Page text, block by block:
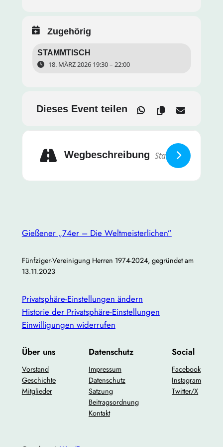
Zugehörig
STAMMTISCH
18. MÄRZ 2026 19:30 – 22:00
Dieses Event teilen
Wegbeschreibung
Gießener „74er – Die Weltmeisterlichen”
Fünfziger-Vereinigung Herren 1974-2024, gegründet am
13.11.2023
Privatsphäre-Einstellungen ändern
Historie der Privatsphäre-Einstellungen
Einwilligungen widerrufen
Über uns
Vorstand
Geschichte
Mitglieder
Datenschutz
Impressum
Datenschutz
Satzung
Beitragsordnung
Kontakt
Social
Facebook
Instagram
Twitter/X